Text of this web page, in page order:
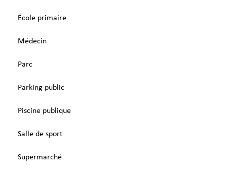
École primaire
Médecin
Parc
Parking public
Piscine publique
Salle de sport
Supermarché